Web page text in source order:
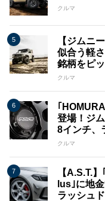
クルマ
【ジムニ
似合う軽
銘柄をピ
クルマ
｢
登場！ジ
8インチ、
クルマ
【A.S.T.
lus｣に地
ラッシュ